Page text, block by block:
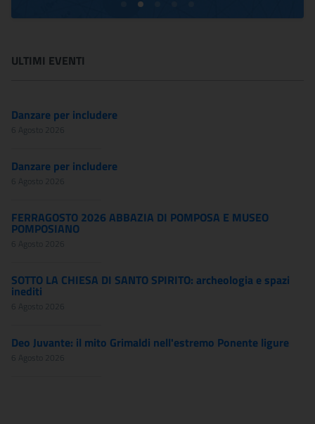
ULTIMI EVENTI
Danzare per includere
6 Agosto 2026
Danzare per includere
6 Agosto 2026
FERRAGOSTO 2026 ABBAZIA DI POMPOSA E MUSEO
POMPOSIANO
6 Agosto 2026
SOTTO LA CHIESA DI SANTO SPIRITO: archeologia e spazi
inediti
6 Agosto 2026
Deo Juvante: il mito Grimaldi nell'estremo Ponente ligure
6 Agosto 2026